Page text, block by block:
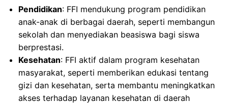
Pendidikan: FFI mendukung program pendidikan
anak-anak di berbagai daerah, seperti membangun
sekolah dan menyediakan beasiswa bagi siswa
berprestasi.
Kesehatan: FFI aktif dalam program kesehatan
masyarakat, seperti memberikan edukasi tentang
gizi dan kesehatan, serta membantu meningkatkan
akses terhadap layanan kesehatan di daerah